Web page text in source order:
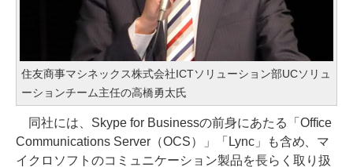
住友商事マシネックス株式会社ICTソリューション部UCソリュ
ーションチーム主任の高橋勇太氏
同社には、Skype for Businessの前身にあたる「Office
Communications Server（OCS）」「Lync」も含め、マ
イクロソフトのコミュニケーション製品を長らく取り扱